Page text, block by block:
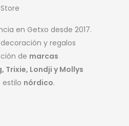
en Getxo desde 2017.
y regalos
de marcas
Trixie, Londji y Mollys
estilo nórdico.